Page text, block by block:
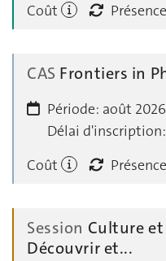
Coût
CAS Frontiers in
Période: août
Délai d'inscription:
Coût
Session Culture
Découvrir et...